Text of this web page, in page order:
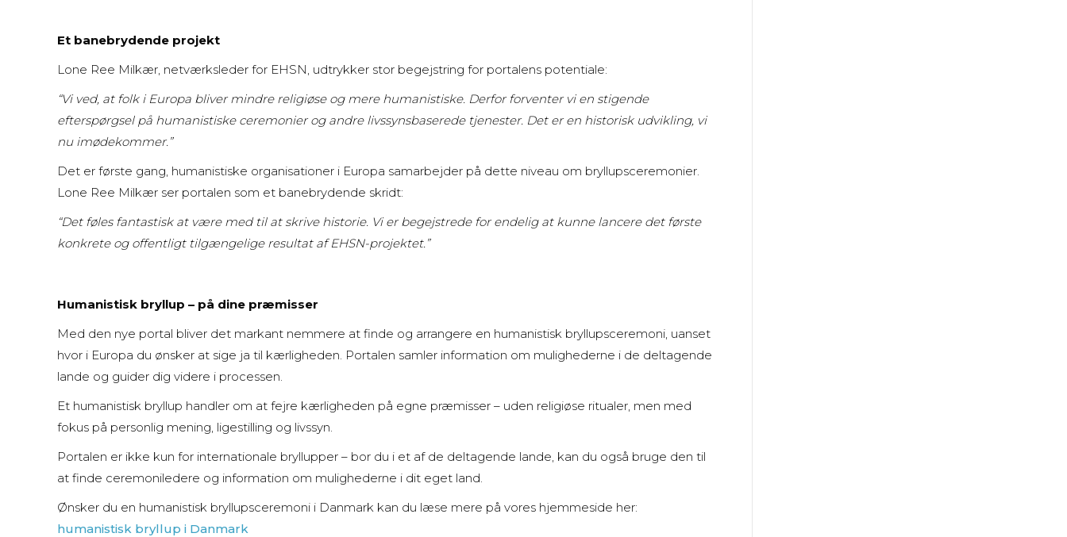
Et banebrydende projekt
Lone Ree Milkær, netværksleder for EHSN, udtrykker stor begejstring for portalens potentiale:
“Vi ved, at folk i Europa bliver mindre religiøse og mere humanistiske. Derfor forventer vi en stigende
efterspørgsel på humanistiske ceremonier og andre livssynsbaserede tjenester. Det er en historisk udvikling, vi
nu imødekommer.”
Det er første gang, humanistiske organisationer i Europa samarbejder på dette niveau om bryllupsceremonier.
Lone Ree Milkær ser portalen som et banebrydende skridt:
“Det føles fantastisk at være med til at skrive historie. Vi er begejstrede for endelig at kunne lancere det første
konkrete og offentligt tilgængelige resultat af EHSN-projektet.”
Humanistisk bryllup – på dine præmisser
Med den nye portal bliver det markant nemmere at finde og arrangere en humanistisk bryllupsceremoni, uanset
hvor i Europa du ønsker at sige ja til kærligheden. Portalen samler information om mulighederne i de deltagende
lande og guider dig videre i processen.
Et humanistisk bryllup handler om at fejre kærligheden på egne præmisser – uden religiøse ritualer, men med
fokus på personlig mening, ligestilling og livssyn.
Portalen er ikke kun for internationale bryllupper – bor du i et af de deltagende lande, kan du også bruge den til
at finde ceremoniledere og information om mulighederne i dit eget land.
Ønsker du en humanistisk bryllupsceremoni i Danmark kan du læse mere på vores hjemmeside her:
humanistisk bryllup i Danmark